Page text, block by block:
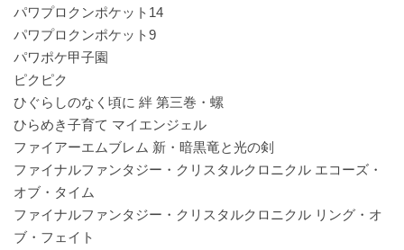
パワプロクンポケット14
パワプロクンポケット9
パワポケ甲子園
ピクピク
ひぐらしのなく頃に 絆 第三巻・螺
ひらめき子育て マイエンジェル
ファイアーエムブレム 新・暗黒竜と光の剣
ファイナルファンタジー・クリスタルクロニクル エコーズ・
オブ・タイム
ファイナルファンタジー・クリスタルクロニクル リング・オ
ブ・フェイト